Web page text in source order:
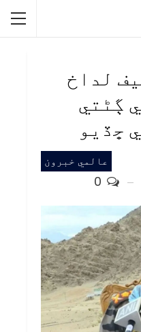
لداخ
ڳڻتي
ڇڏيو
عالمي خبرون